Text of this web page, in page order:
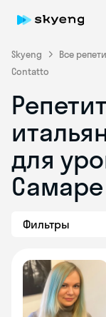
Skyeng Все
Contatto
для
Фильтры
Skyeng Chat